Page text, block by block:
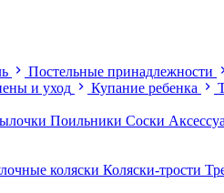
Постельные принадлежности
и уход Купание ребенка
Поильники Соски
коляски Коляски-трости